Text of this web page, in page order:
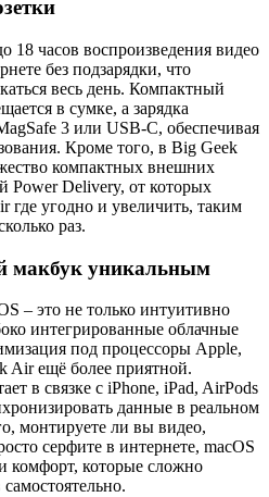
18 часов воспроизведения видео
без подзарядки, что
весь день. Компактный
в сумке, а зарядка
3 или USB-C, обеспечивая
Кроме того, в Big Geek
компактных внешних
Power Delivery, от которых
где угодно и увеличить, таким
раз.
макбук уникальным
– это не только интуитивно
интегрированные облачные
под процессоры Apple,
Air ещё более приятной.
в связке с iPhone, iPad, AirPods
данные в реальном
монтируете ли вы видео,
серфите в интернете, macOS
комфорт, которые сложно